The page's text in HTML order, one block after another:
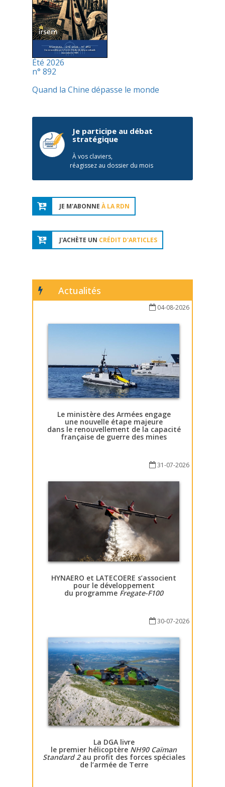
Été 2026
n° 892
Quand la Chine dépasse le monde
Je participe au débat
stratégique
À vos claviers,
réagissez au dossier du mois
JE M'ABONNE À LA RDN
J'ACHÈTE UN CRÉDIT D'ARTICLES
Actualités
04-08-2026
Le ministère des Armées engage
une nouvelle étape majeure
dans le renouvellement de la capacité
française de guerre des mines
31-07-2026
HYNAERO et LATECOERE s’associent
pour le développement
du programme Fregate-F100
30-07-2026
La DGA livre
le premier hélicoptère NH90 Caïman
Standard 2au profit des forces spéciales
de l’armée de Terre